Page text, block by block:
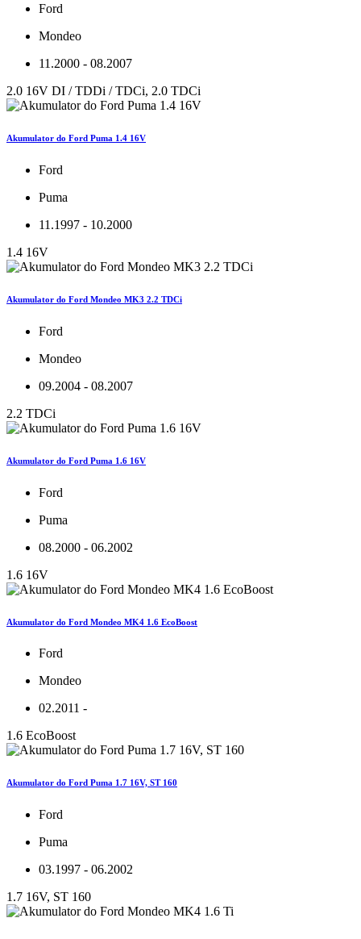
Ford
Mondeo
11.2000 - 08.2007
2.0 16V DI / TDDi / TDCi, 2.0 TDCi
Akumulator do Ford Puma 1.4 16V
Ford
Puma
11.1997 - 10.2000
1.4 16V
Akumulator do Ford Mondeo MK3 2.2 TDCi
Ford
Mondeo
09.2004 - 08.2007
2.2 TDCi
Akumulator do Ford Puma 1.6 16V
Ford
Puma
08.2000 - 06.2002
1.6 16V
Akumulator do Ford Mondeo MK4 1.6 EcoBoost
Ford
Mondeo
02.2011 -
1.6 EcoBoost
Akumulator do Ford Puma 1.7 16V, ST 160
Ford
Puma
03.1997 - 06.2002
1.7 16V, ST 160